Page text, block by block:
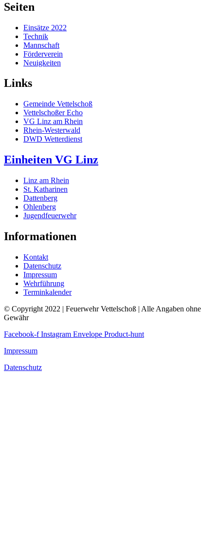
Seiten
Einsätze 2022
Technik
Mannschaft
Förderverein
Neuigkeiten
Links
Gemeinde Vettelschoß
Vettelschoßer Echo
VG Linz am Rhein
Rhein-Westerwald
DWD Wetterdienst
Einheiten VG Linz
Linz am Rhein
St. Katharinen
Dattenberg
Ohlenberg
Jugendfeuerwehr
Informationen
Kontakt
Datenschutz
Impressum
Wehrführung
Terminkalender
© Copyright 2022 | Feuerwehr Vettelschoß | Alle Angaben ohne
Gewähr
Facebook-f Instagram Envelope Product-hunt
Impressum
Datenschutz